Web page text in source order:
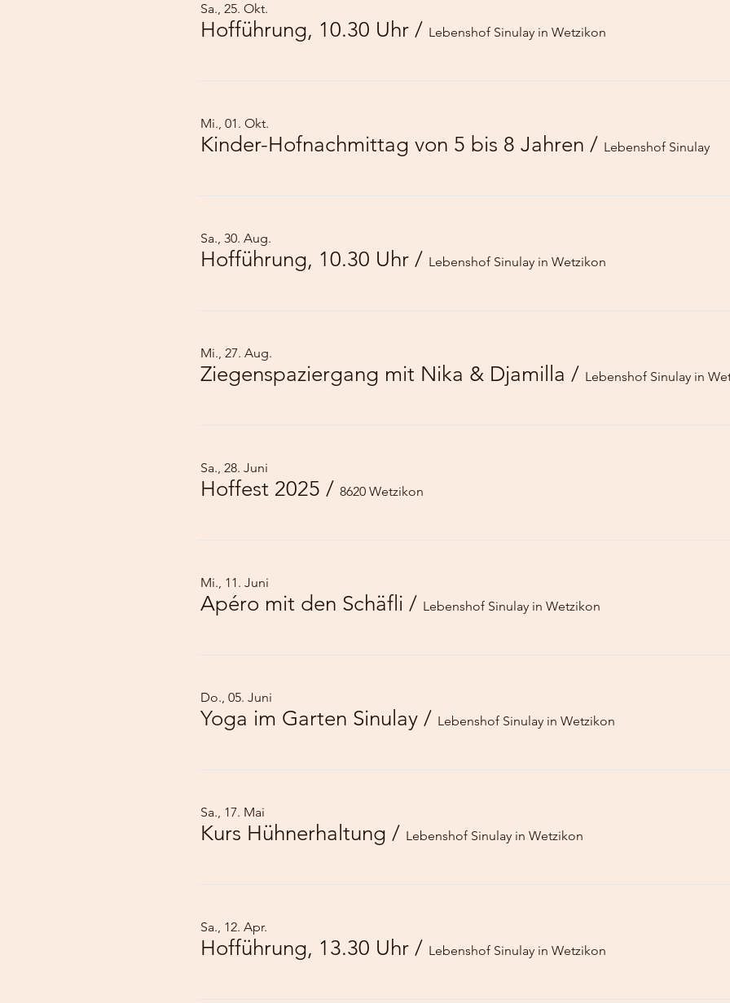
Sa., 25. Okt.
Hofführung, 10.30 Uhr / Lebenshof Sinulay in Wetzikon
Mi., 01. Okt.
Kinder-Hofnachmittag von 5 bis 8 Jahren / Lebenshof Sinulay
Sa., 30. Aug.
Hofführung, 10.30 Uhr / Lebenshof Sinulay in Wetzikon
Mi., 27. Aug.
Ziegenspaziergang mit Nika & Djamilla / Lebenshof Sinulay in
Sa., 28. Juni
Hoffest 2025 / 8620 Wetzikon
Mi., 11. Juni
Apéro mit den Schäfli / Lebenshof Sinulay in Wetzikon
Do., 05. Juni
Yoga im Garten Sinulay / Lebenshof Sinulay in Wetzikon
Sa., 17. Mai
Kurs Hühnerhaltung / Lebenshof Sinulay in Wetzikon
Sa., 12. Apr.
Hofführung, 13.30 Uhr / Lebenshof Sinulay in Wetzikon